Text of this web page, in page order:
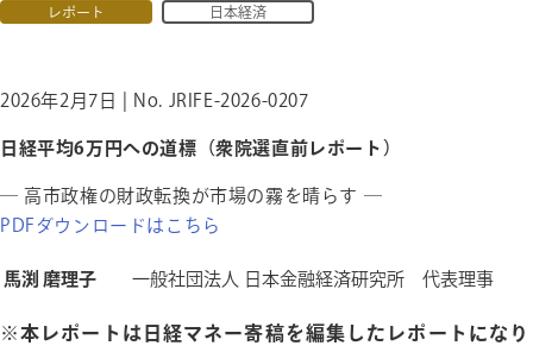
理事・パートナー
プライバシーポリシー＆サイトポリシー
レポート 日本経済
2026年2月7日 | No. JRIFE-2026-0207
日経平均6万円への道標（衆院選直前レポート）
― 高市政権の財政転換が市場の霧を晴らす ―
PDFダウンロードはこちら
馬渕 磨理子 一般社団法人 日本金融経済研究所 代表理事
※本レポートは日経マネー寄稿を編集したレポートになり